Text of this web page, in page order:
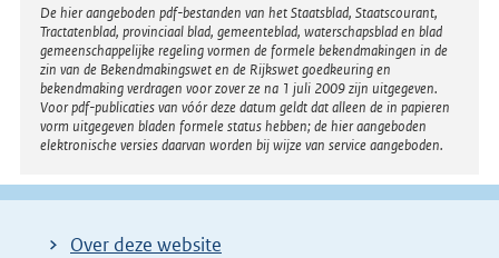
Disclaimer
De hier aangeboden pdf-bestanden van het Staatsblad, Staatscourant,
Tractatenblad, provinciaal blad, gemeenteblad, waterschapsblad en blad
gemeenschappelijke regeling vormen de formele bekendmakingen in de
zin van de Bekendmakingswet en de Rijkswet goedkeuring en
bekendmaking verdragen voor zover ze na 1 juli 2009 zijn uitgegeven.
Voor pdf-publicaties van vóór deze datum geldt dat alleen de in papieren
vorm uitgegeven bladen formele status hebben; de hier aangeboden
elektronische versies daarvan worden bij wijze van service aangeboden.
Over deze website